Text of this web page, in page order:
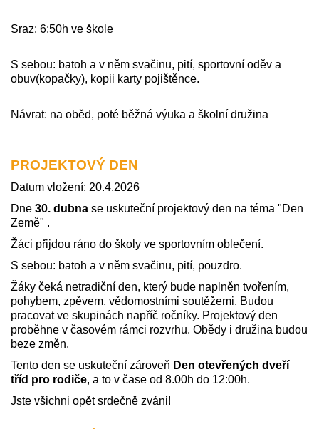
Sraz: 6:50h ve škole
S sebou: batoh a v něm svačinu, pití, sportovní oděv a
obuv(kopačky), kopii karty pojištěnce.
Návrat: na oběd, poté běžná výuka a školní družina
PROJEKTOVÝ DEN
Datum vložení: 20.4.2026
Dne 30. dubna se uskuteční projektový den na téma "Den
Země" .
Žáci přijdou ráno do školy ve sportovním oblečení.
S sebou: batoh a v něm svačinu, pití, pouzdro.
Žáky čeká netradiční den, který bude naplněn tvořením,
pohybem, zpěvem, vědomostními soutěžemi. Budou
pracovat ve skupinách napříč ročníky. Projektový den
proběhne v časovém rámci rozvrhu. Obědy i družina budou
beze změn.
Tento den se uskuteční zároveň Den otevřených dveří
tříd pro rodiče, a to v čase od 8.00h do 12:00h.
Jste všichni opět srdečně zváni!